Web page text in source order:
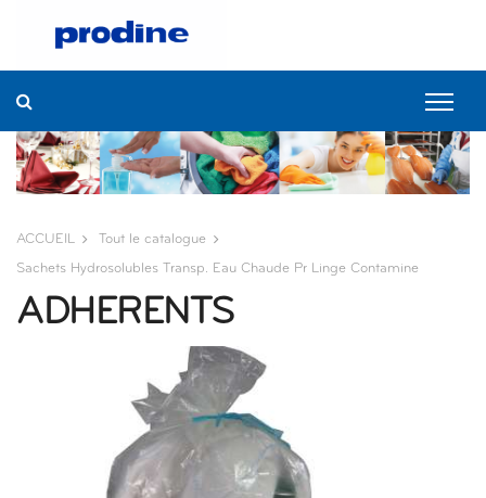
ACCUEIL Tout le catalogue
Sachets Hydrosolubles Transp. Eau Chaude Pr Linge Contamine
ADHERENTS